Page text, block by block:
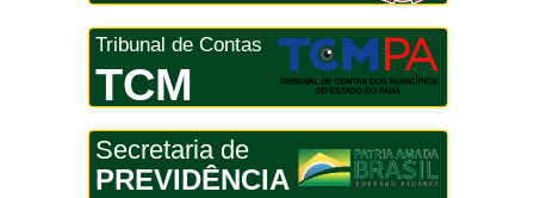
Tribunal de Contas
TCM
Secretaria de
PREVIDÊNCIA